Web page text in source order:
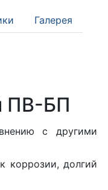
Галерея
ПВ-БП
с другими
коррозии, долгий